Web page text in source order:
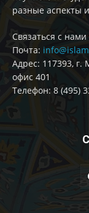
разные аспекты
Cвязаться с нами
Почта:
Адрес: 117393, г.
офис 401
Телефон: 8 (495)